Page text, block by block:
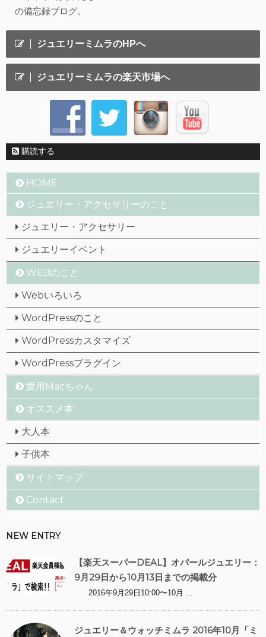
の備忘録ブログ。
ジュエリーミムラのHPへ
ジュエリーミムラの楽天市場へ
購読する
HOME
ジュエリー・アクセサリーのこと
ジュエリー・アクセサリー
ジュエリーイベント
WEBのこと
Webいろいろ
WordPressのこと
WordPressカスタマイズ
WordPressプラグイン
愛用Macちゃん
オススメ本
大人本
子供本
サイトマップ
Contact
NEW ENTRY
【楽天スーパーDEAL】オパールジュエリー：
9月29日から10月13日までの掲載分
2016年9月29日10:00〜10月 ...
ジュエリー＆ウォッチミムラ 2016年10月「ミ